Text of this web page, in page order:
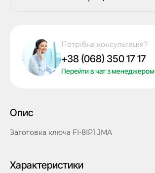
Заготовка
JMA
кількість
Потрібна консультація?
+38 (068) 350 17 17
Перейти в чат з менеджером
Опис
Заготовка ключа FI-8IP1 JMA
Характеристики